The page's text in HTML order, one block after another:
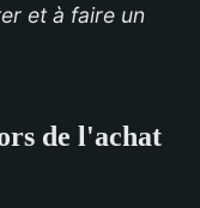
et à faire un
de l'achat